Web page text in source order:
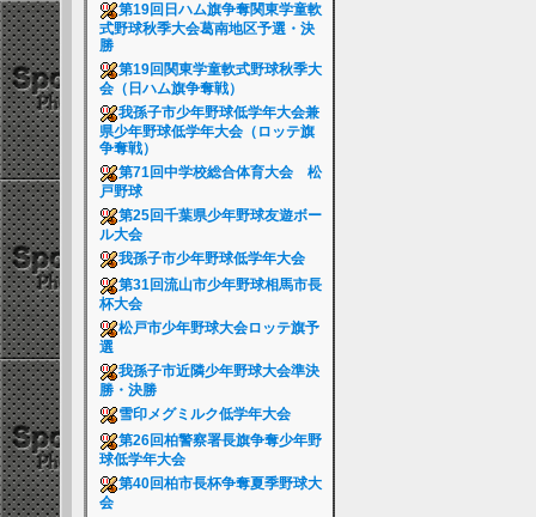
第19回日ハム旗争奪関東学童軟
式野球秋季大会葛南地区予選・決
勝
第19回関東学童軟式野球秋季大
会（日ハム旗争奪戦）
我孫子市少年野球低学年大会兼
県少年野球低学年大会（ロッテ旗
争奪戦）
第71回中学校総合体育大会 松
戸野球
第25回千葉県少年野球友遊ボー
ル大会
我孫子市少年野球低学年大会
第31回流山市少年野球相馬市長
杯大会
松戸市少年野球大会ロッテ旗予
選
我孫子市近隣少年野球大会準決
勝・決勝
雪印メグミルク低学年大会
第26回柏警察署長旗争奪少年野
球低学年大会
第40回柏市長杯争奪夏季野球大
会